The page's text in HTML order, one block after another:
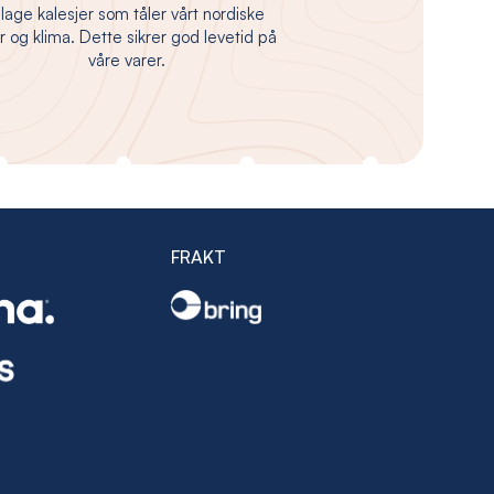
kalesjer som tåler vårt nordiske
og klima. Dette sikrer god levetid på
våre varer.
FRAKT